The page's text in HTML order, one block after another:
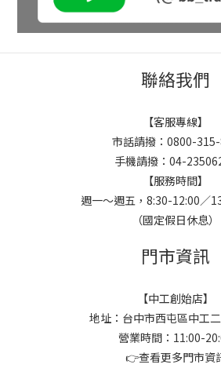
聯絡我們
【客服專線】
市話請撥：0800-
手機請撥：04-
【服務時間】
週一～週五，8:30-12:00／
（國定假日休息）
門市資訊
【中工創始店】
地址：台中市西屯區中工
營業時間：11:00-
👉查看更多門市資